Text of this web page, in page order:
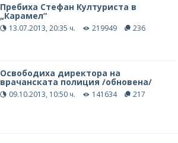
Пребиха Стефан Културиста в
„Карамел“
13.07.2013, 20:35 ч. 219949 236
Освободиха директора на
врачанската полиция /обновена/
09.10.2013, 10:50 ч. 141634 217